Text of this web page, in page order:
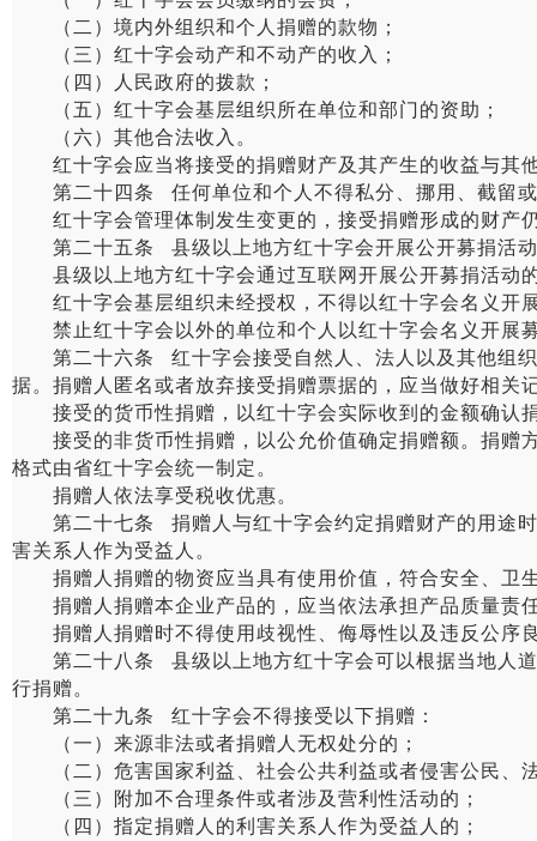
（二）境内外组织和个人捐赠的款物；
（三）红十字会动产和不动产的收入；
（四）人民政府的拨款；
（五）红十字会基层组织所在单位和部门的资助；
（六）其他合法收入。
红十字会应当将接受的捐赠财产及其产生的收益与其
第二十四条 任何单位和个人不得私分、挪用、截留或
红十字会管理体制发生变更的，接受捐赠形成的财产
第二十五条 县级以上地方红十字会开展公开募捐活动
县级以上地方红十字会通过互联网开展公开募捐活动
红十字会基层组织未经授权，不得以红十字会名义开
禁止红十字会以外的单位和个人以红十字会名义开展
第二十六条 红十字会接受自然人、法人以及其他组织
据。捐赠人匿名或者放弃接受捐赠票据的，应当做好相关
接受的货币性捐赠，以红十字会实际收到的金额确认
接受的非货币性捐赠，以公允价值确定捐赠额。捐赠
格式由省红十字会统一制定。
捐赠人依法享受税收优惠。
第二十七条 捐赠人与红十字会约定捐赠财产的用途时
害关系人作为受益人。
捐赠人捐赠的物资应当具有使用价值，符合安全、卫
捐赠人捐赠本企业产品的，应当依法承担产品质量责
捐赠人捐赠时不得使用歧视性、侮辱性以及违反公序
第二十八条 县级以上地方红十字会可以根据当地人道
行捐赠。
第二十九条 红十字会不得接受以下捐赠：
（一）来源非法或者捐赠人无权处分的；
（二）危害国家利益、社会公共利益或者侵害公民、
（三）附加不合理条件或者涉及营利性活动的；
（四）指定捐赠人的利害关系人作为受益人的；